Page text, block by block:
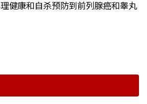
健康和自杀预防到前列腺癌和睾丸